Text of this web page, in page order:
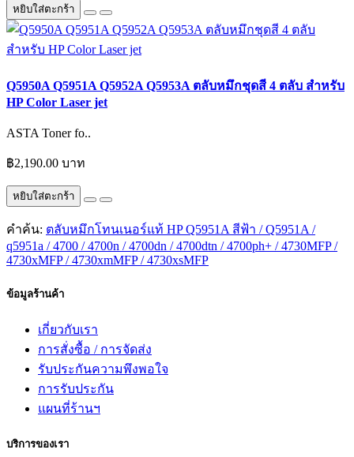
หยิบใส่ตะกร้า
Q5950A Q5951A Q5952A Q5953A ตลับหมึกชุดสี 4 ตลับ สำหรับ
HP Color Laser jet
ASTA Toner fo..
฿2,190.00 บาท
หยิบใส่ตะกร้า
คำค้น: ตลับหมึกโทนเนอร์แท้ HP Q5951A สีฟ้า / Q5951A /
q5951a / 4700 / 4700n / 4700dn / 4700dtn / 4700ph+ / 4730MFP /
4730xMFP / 4730xmMFP / 4730xsMFP
ข้อมูลร้านค้า
เกี่ยวกับเรา
การสั่งซื้อ / การจัดส่ง
รับประกันความพึงพอใจ
การรับประกัน
แผนที่ร้านฯ
บริการของเรา